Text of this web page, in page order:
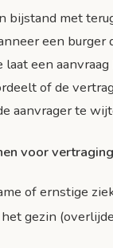
bijstand met
een burger
een
of de
aanvrager te
voor
of ernstige
gezin